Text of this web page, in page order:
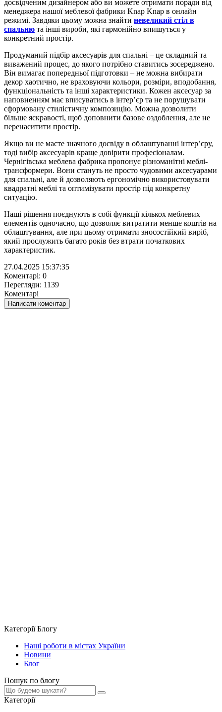
досвідченим дизайнером або ви можете отримати поради від
менеджера нашої меблевої фабрики Knap Knap в онлайн
режимі. Завдяки цьому можна знайти невеликий стіл в
спальню та інші вироби, які гармонійно впишуться у
конкретний простір.
Продуманий підбір аксесуарів для спальні – це складний та
виважений процес, до якого потрібно ставитись зосереджено.
Він вимагає попередньої підготовки – не можна вибирати
декор хаотично, не враховуючи кольори, розміри, вподобання,
функціональність та інші характеристики. Кожен аксесуар за
наповненням має вписуватись в інтер’єр та не порушувати
сформовану стилістичну композицію. Можна дозволити
більше яскравості, щоб доповнити базове оздоблення, але не
перенаситити простір.
Якщо ви не маєте значного досвіду в облаштуванні інтер’єру,
тоді вибір аксесуарів краще довірити професіоналам.
Чернігівська меблева фабрика пропонує різноманітні меблі-
трансформери. Вони стануть не просто чудовими аксесуарами
для спальні, але й дозволяють ергономічно використовувати
квадратні меблі та оптимізувати простір під конкретну
ситуацію.
Наші рішення поєднують в собі функції кількох меблевих
елементів одночасно, що дозволяє витратити менше коштів на
облаштування, але при цьому отримати зносостійкий виріб,
який прослужить багато років без втрати початкових
характеристик.
27.04.2025 15:37:35
Коментарі: 0
Перегляди: 1139
Коментарі
Написати коментар
Категорії Блогу
Наші роботи в містах України
Новини
Блог
Пошук по блогу
Категорії